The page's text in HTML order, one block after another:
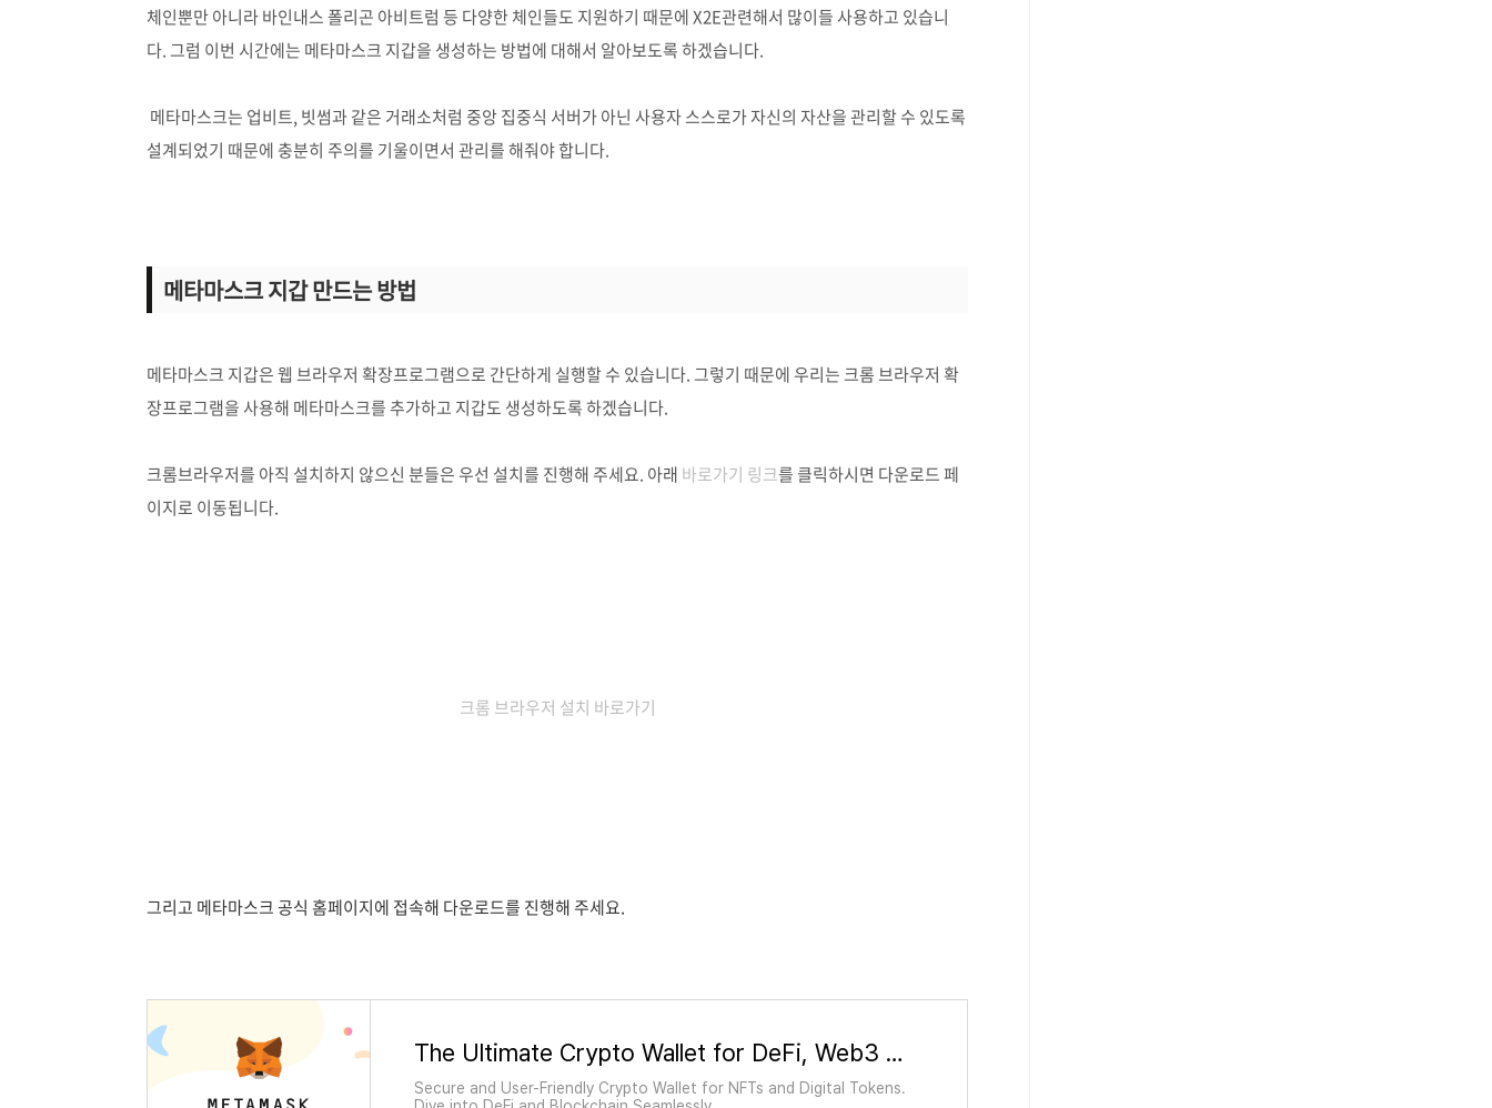
체인뿐만 아니라 바인내스 폴리곤 아비트럼 등 다양한 체인들도 지원하기 때문에 X2E관련해서 많이들 사용하고 있습니
다. 그럼 이번 시간에는 메타마스크 지갑을 생성하는 방법에 대해서 알아보도록 하겠습니다.
메타마스크는 업비트, 빗썸과 같은 거래소처럼 중앙 집중식 서버가 아닌 사용자 스스로가 자신의 자산을 관리할 수 있도록
설계되었기 때문에 충분히 주의를 기울이면서 관리를 해줘야 합니다.
메타마스크 지갑 만드는 방법
메타마스크 지갑은 웹 브라우저 확장프로그램으로 간단하게 실행할 수 있습니다. 그렇기 때문에 우리는 크롬 브라우저 확
장프로그램을 사용해 메타마스크를 추가하고 지갑도 생성하도록 하겠습니다.
크롬브라우저를 아직 설치하지 않으신 분들은 우선 설치를 진행해 주세요. 아래 바로가기 링크를 클릭하시면 다운로드 페
이지로 이동됩니다.
크롬 브라우저 설치 바로가기
그리고 메타마스크 공식 홈페이지에 접속해 다운로드를 진행해 주세요.
The Ultimate Crypto Wallet for DeFi, Web3 Apps, and NFTs | MetaMask
Secure and User-Friendly Crypto Wallet for NFTs and Digital Tokens.